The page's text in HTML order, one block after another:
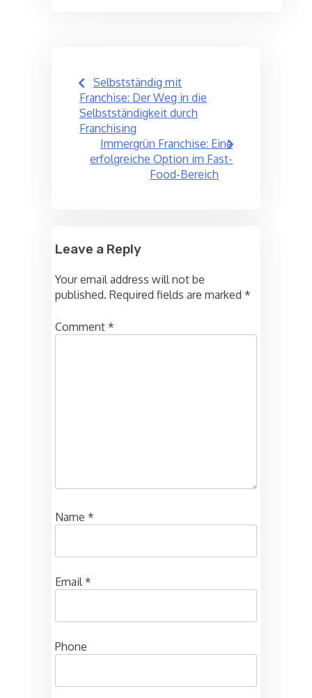
Post
navigation
Selbstständig mit
Franchise: Der Weg in die
Selbstständigkeit durch
Franchising
Immergrün Franchise: Eine
erfolgreiche Option im Fast-
Food-Bereich
Leave a Reply
Your email address will not be
published. Required fields are marked *
Comment *
Name *
Email *
Phone